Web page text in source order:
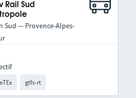
Rail Sud
Sud — Provence-Alpes-
gtfs-rt